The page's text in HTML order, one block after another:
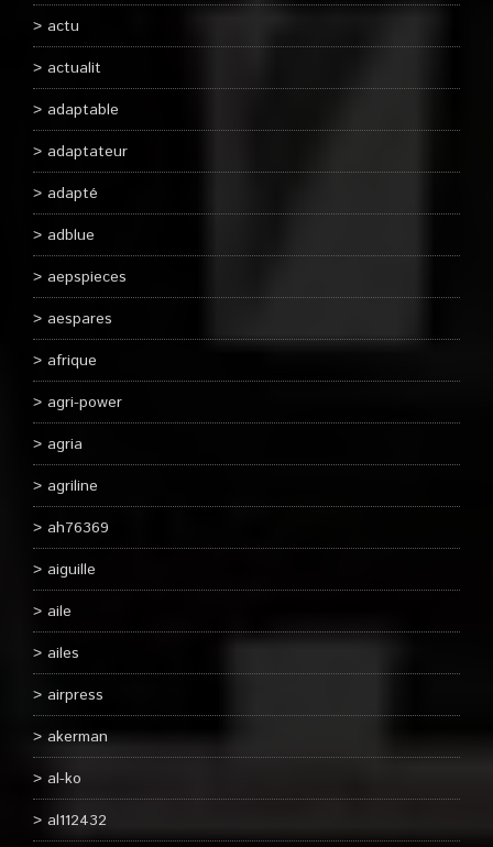
actu
actualit
adaptable
adaptateur
adapté
adblue
aepspieces
aespares
afrique
agri-power
agria
agriline
ah76369
aiguille
aile
ailes
airpress
akerman
al-ko
al112432